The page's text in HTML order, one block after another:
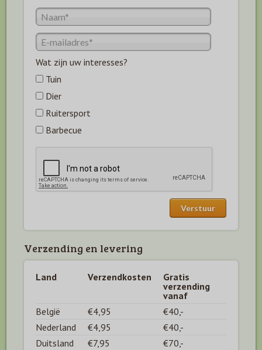
Wat zijn uw interesses?
Tuin
Dier
Ruitersport
Barbecue
Verzending en levering
Land Verzendkosten
Gratis
verzending
vanaf
België
€4,95
€40,-
Nederland
€4,95
€40,-
Duitsland
€7,95
€70,-